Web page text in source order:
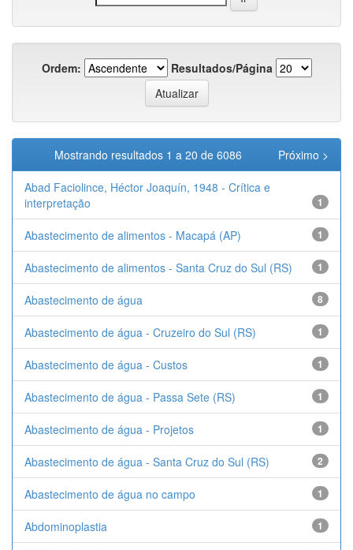
Ordem: Resultados/Página
Mostrando resultados 1 a 20 de 6086 Próximo >
Abad Faciolince, Héctor Joaquín, 1948 - Crítica e
interpretação
1
Abastecimento de alimentos - Macapá (AP) 1
Abastecimento de alimentos - Santa Cruz do Sul (RS) 1
Abastecimento de água 8
Abastecimento de água - Cruzeiro do Sul (RS) 1
Abastecimento de água - Custos 1
Abastecimento de água - Passa Sete (RS) 1
Abastecimento de água - Projetos 1
Abastecimento de água - Santa Cruz do Sul (RS) 2
Abastecimento de água no campo 1
Abdominoplastia 1